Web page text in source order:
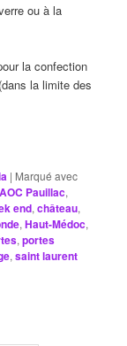
ou à la
la confection
la limite des
| Marqué avec
AOC Pauillac,
end,château,
,Haut-Médoc,
,portes
,saint laurent